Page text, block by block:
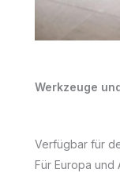
Werkzeuge
Verfügbar für
Für Europa und